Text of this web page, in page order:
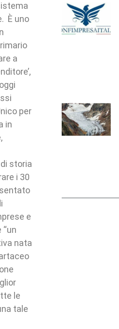
È uno
a
per
in
storia
i 30
e
nata
le
tale